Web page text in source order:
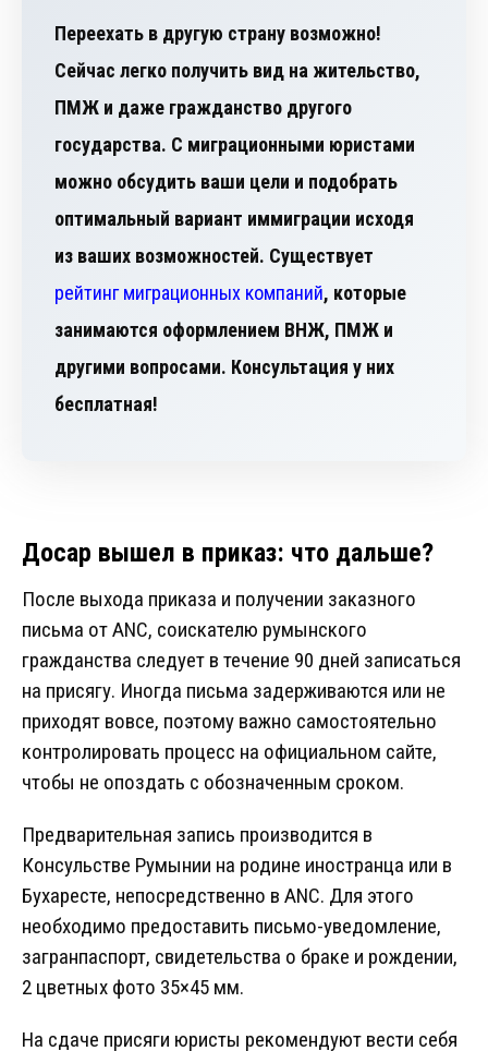
Переехать в другую страну возможно!
Сейчас легко получить вид на жительство,
ПМЖ и даже гражданство другого
государства. С миграционными юристами
можно обсудить ваши цели и подобрать
оптимальный вариант иммиграции исходя
из ваших возможностей. Существует
рейтинг миграционных компаний, которые
занимаются оформлением ВНЖ, ПМЖ и
другими вопросами. Консультация у них
бесплатная!
Досар вышел в приказ: что дальше?
После выхода приказа и получении заказного
письма от ANC, соискателю румынского
гражданства следует в течение 90 дней записаться
на присягу. Иногда письма задерживаются или не
приходят вовсе, поэтому важно самостоятельно
контролировать процесс на официальном сайте,
чтобы не опоздать с обозначенным сроком.
Предварительная запись производится в
Консульстве Румынии на родине иностранца или в
Бухаресте, непосредственно в ANC. Для этого
необходимо предоставить письмо-уведомление,
загранпаспорт, свидетельства о браке и рождении,
2 цветных фото 35×45 мм.
На сдаче присяги юристы рекомендуют вести себя